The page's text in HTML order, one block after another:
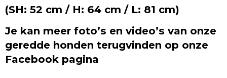
(SH: 52 cm / H: 64 cm / L: 81 cm)
Je kan meer foto’s en video’s van onze
geredde honden terugvinden op onze
Facebook pagina